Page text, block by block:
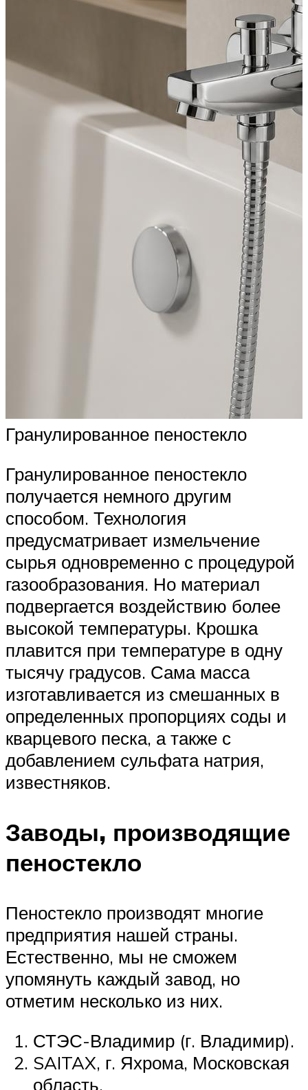
Гранулированное пеностекло
Гранулированное пеностекло
получается немного другим
способом. Технология
предусматривает измельчение
сырья одновременно с процедурой
газообразования. Но материал
подвергается воздействию более
высокой температуры. Крошка
плавится при температуре в одну
тысячу градусов. Сама масса
изготавливается из смешанных в
определенных пропорциях соды и
кварцевого песка, а также с
добавлением сульфата натрия,
известняков.
Заводы, производящие
пеностекло
Пеностекло производят многие
предприятия нашей страны.
Естественно, мы не сможем
упомянуть каждый завод, но
отметим несколько из них.
СТЭС-Владимир (г. Владимир).
SAITAX, г. Яхрома, Московская
область.